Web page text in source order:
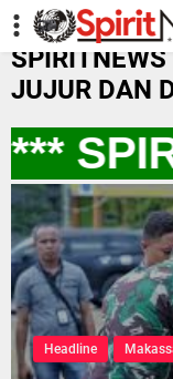
-->
JUJUR DAN
Headline